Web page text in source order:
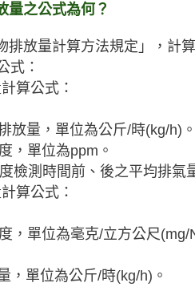
量之公式為何？
放量計算方法規定」，計
式：
算公式：
放量，單位為公斤/時(kg/h)。
，單位為ppm。
檢測時間前、後之平均排氣
算公式：
，單位為毫克/立方公尺(mg/
，單位為公斤/時(kg/h)。